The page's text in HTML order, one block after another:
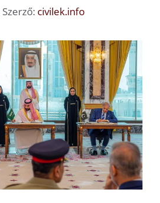
Szerző: civilek.info